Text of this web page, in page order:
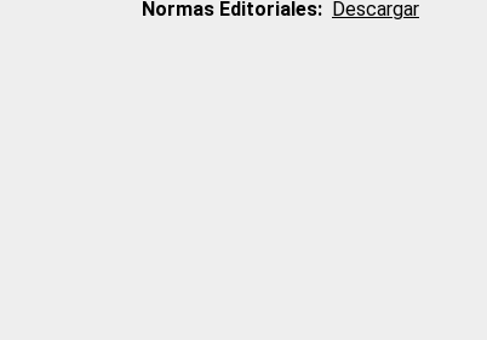
Normas Editoriales: Descargar